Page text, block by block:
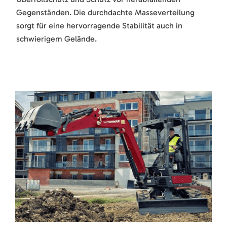
Gegenständen. Die durchdachte Masseverteilung
sorgt für eine hervorragende Stabilität auch in
schwierigem Gelände.